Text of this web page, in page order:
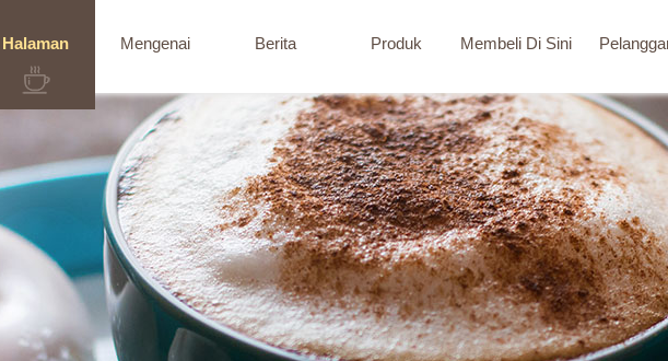
Halaman Mengenai Berita Produk Membeli Di Sini